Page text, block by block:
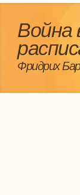
Война
Фридрих